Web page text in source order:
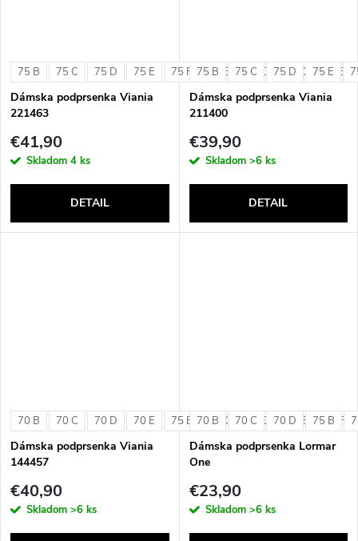
75 B 75 C 75 D 75 E 75 F 80 B 80 C 80 D 80 E
Dámska podprsenka Viania
221463
€41,90
Skladom 4 ks
DETAIL
75 B 75 C 75 D 75 E
Dámska podprsenka Viania
211400
€39,90
Skladom >6 ks
DETAIL
70 B 70 C 70 D 70 E 75 B 75 C 75 D 75 E 75 F
Dámska podprsenka Viania
144457
€40,90
Skladom >6 ks
70 B 70 C 70 D 75 B
Dámska podprsenka Lormar
One
€23,90
Skladom >6 ks